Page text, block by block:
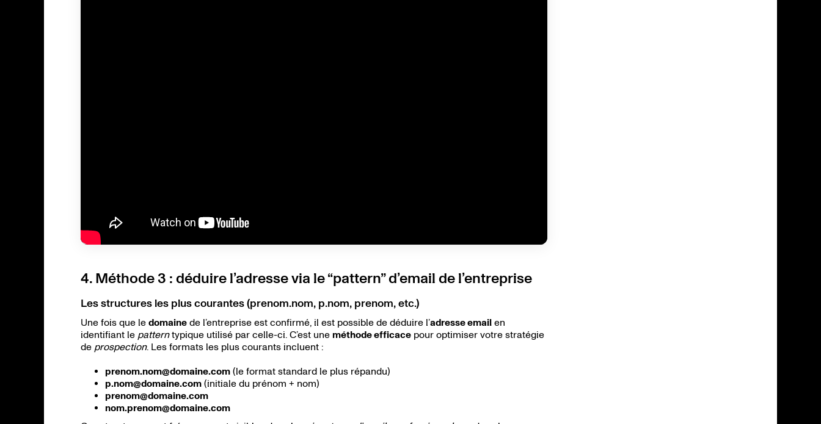
4. Méthode 3 : déduire l’adresse via le “pattern” d’email de l’entreprise
Les structures les plus courantes (prenom.nom, p.nom, prenom, etc.)
Une fois que le domaine de l’entreprise est confirmé, il est possible de déduire l’adresse email en
identifiant le patterntypique utilisé par celle-ci. C’est une méthode efficace pour optimiser votre stratégie
de prospection. Les formats les plus courants incluent :
prenom.nom@domaine.com (le format standard le plus répandu)
p.nom@domaine.com (initiale du prénom + nom)
prenom@domaine.com
nom.prenom@domaine.com